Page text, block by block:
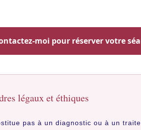
moi pour réserver votre
légaux et éthiques
pas à un diagnostic ou à un